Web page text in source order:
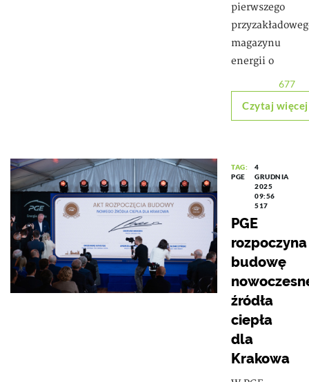
pierwszego
magazynu
energii o
677
Czytaj więcej
TAG:
PGE
4
GRUDNIA
2025
09:56
517
PGE
rozpoczyna
budowę
źródła
ciepła
dla
Krakowa